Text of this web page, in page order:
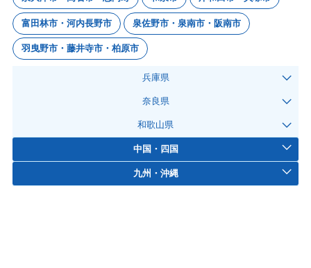
富田林市・河内長野市 泉佐野市・泉南市・阪南市
羽曳野市・藤井寺市・柏原市
兵庫県
奈良県
和歌山県
中国・四国
九州・沖縄